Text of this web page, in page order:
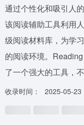
通过个性化和吸引人
该阅读辅助工具利用
级阅读材料库，为学
的阅读环境。
了一个强大的工具，
收录时间： 2025-05-23